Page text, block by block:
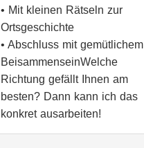
• Mit kleinen Rätseln zur
Ortsgeschichte
• Abschluss mit gemütlichem
BeisammenseinWelche
Richtung gefällt Ihnen am
besten? Dann kann ich das
konkret ausarbeiten!